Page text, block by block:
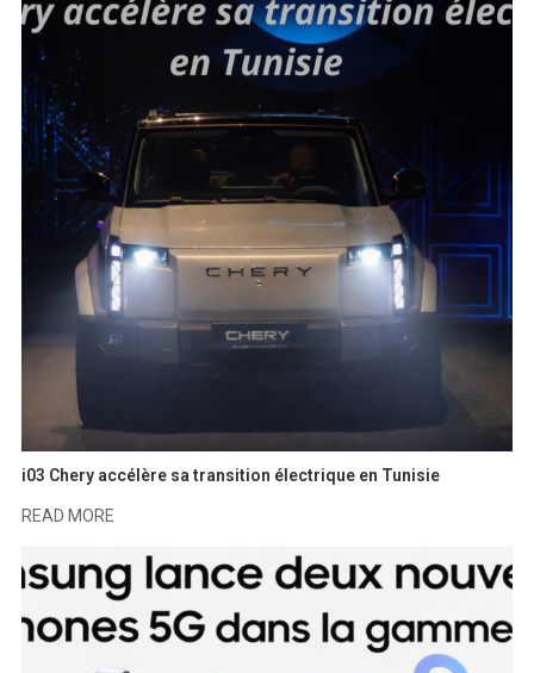
i03 Chery accélère sa transition électrique en Tunisie
READ MORE